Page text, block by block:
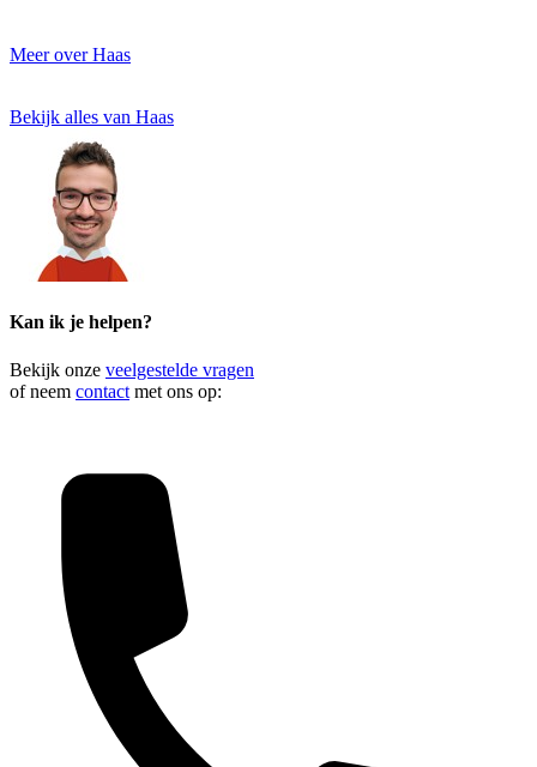
Meer over Haas
Bekijk alles van Haas
Kan ik je helpen?
Bekijk onze veelgestelde vragen
of neem contact met ons op: